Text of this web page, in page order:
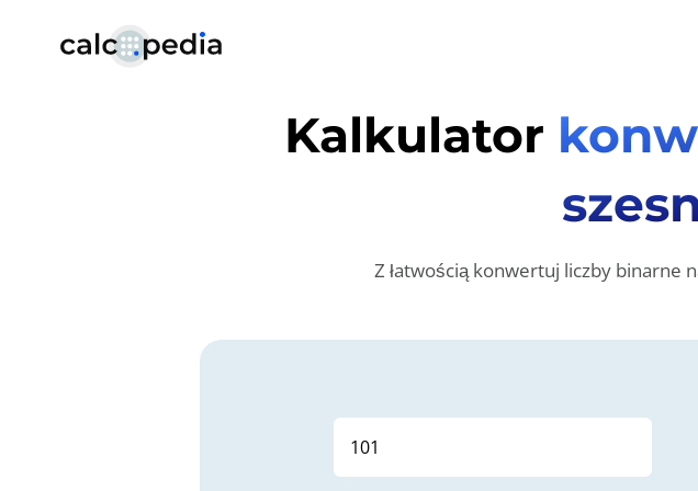
Kalkulator
Z łatwością konwertuj liczby binarne